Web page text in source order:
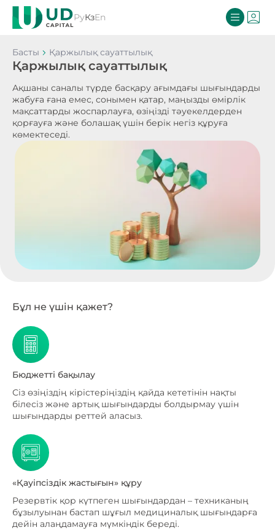
РуКзEn
Басты Қаржылық сауаттылық
Қаржылық сауаттылық
Ақшаны саналы түрде басқару ағымдағы шығындарды
жабуға ғана емес, сонымен қатар, маңызды өмірлік
мақсаттарды жоспарлауға, өзіңізді тәуекелдерден
қорғауға және болашақ үшін берік негіз құруға
көмектеседі.
Бұл не үшін қажет?
Бюджетті бақылау
Сіз өзіңіздің кірістеріңіздің қайда кететінін нақты
білесіз және артық шығындарды болдырмау үшін
шығындарды реттей аласыз.
«Қауіпсіздік жастығын» құру
Резервтік қор күтпеген шығындардан – техниканың
бұзылуынан бастап шұғыл медициналық шығындарға
дейін алаңдамауға мүмкіндік береді.